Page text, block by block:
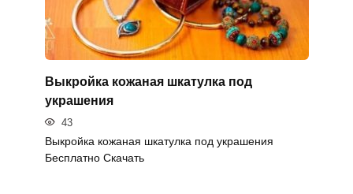
Выкройка кожаная шкатулка под
украшения
43
Выкройка кожаная шкатулка под украшения
Бесплатно Скачать